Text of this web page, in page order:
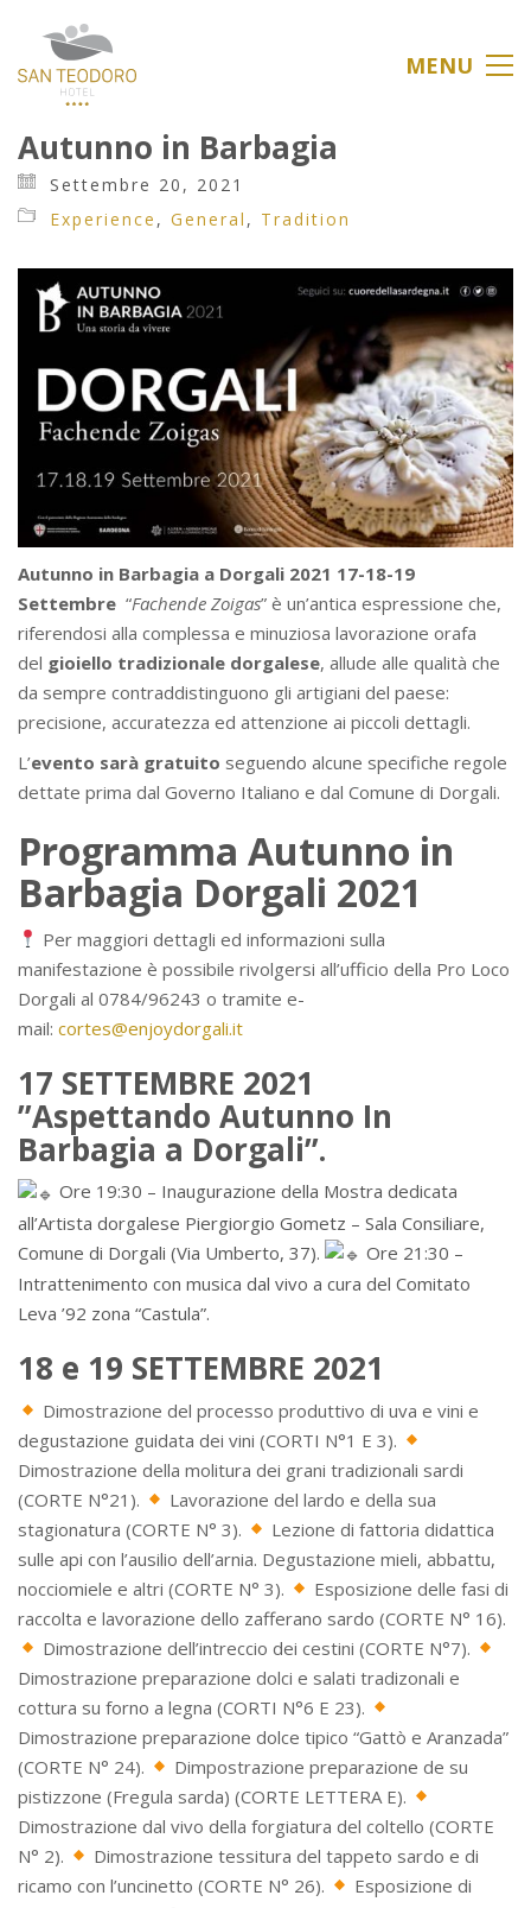
MENU
Autunno in Barbagia
Settembre 20, 2021
Experience , General , Tradition
Autunno in Barbagia a Dorgali 2021 17-18-19
Settembre “Fachende Zoigas” è un’antica espressione che,
riferendosi alla complessa e minuziosa lavorazione orafa
del gioiello tradizionale dorgalese, allude alle qualità che
da sempre contraddistinguono gli artigiani del paese:
precisione, accuratezza ed attenzione ai piccoli dettagli.
L’evento sarà gratuito seguendo alcune specifiche regole
dettate prima dal Governo Italiano e dal Comune di Dorgali.
Programma Autunno in
Barbagia Dorgali 2021
Per maggiori dettagli ed informazioni sulla
manifestazione è possibile rivolgersi all’ufficio della Pro Loco
Dorgali al 0784/96243 o tramite e-
mail: cortes@enjoydorgali.it
17 SETTEMBRE 2021
”Aspettando Autunno In
Barbagia a Dorgali”.
Ore 19:30 – Inaugurazione della Mostra dedicata
all’Artista dorgalese Piergiorgio Gometz – Sala Consiliare,
Comune di Dorgali (Via Umberto, 37).
Ore 21:30 –
Intrattenimento con musica dal vivo a cura del Comitato
Leva ’92 zona “Castula”.
18 e 19 SETTEMBRE 2021
Dimostrazione del processo produttivo di uva e vini e
degustazione guidata dei vini (CORTI N°1 E 3).
Dimostrazione della molitura dei grani tradizionali sardi
(CORTE N°21).
Lavorazione del lardo e della sua
stagionatura (CORTE N° 3).
Lezione di fattoria didattica
sulle api con l’ausilio dell’arnia. Degustazione mieli, abbattu,
nocciomiele e altri (CORTE N° 3).
Esposizione delle fasi di
raccolta e lavorazione dello zafferano sardo (CORTE N° 16).
Dimostrazione dell’intreccio dei cestini (CORTE N°7).
Dimostrazione preparazione dolci e salati tradizonali e
cottura su forno a legna (CORTI N°6 E 23).
Dimostrazione preparazione dolce tipico “Gattò e Aranzada”
(CORTE N° 24).
Dimpostrazione preparazione de su
pistizzone (Fregula sarda) (CORTE LETTERA E).
Dimostrazione dal vivo della forgiatura del coltello (CORTE
N° 2).
Dimostrazione tessitura del tappeto sardo e di
ricamo con l’uncinetto (CORTE N° 26).
Esposizione di